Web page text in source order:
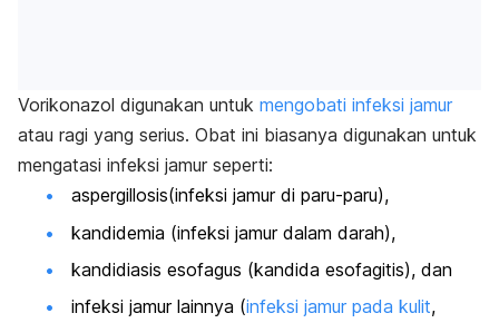
Vorikonazol digunakan untuk mengobati infeksi jamur
atau ragi yang serius. Obat ini biasanya digunakan untuk
mengatasi infeksi jamur seperti:
aspergillosis(infeksi jamur di paru-paru),
kandidemia (infeksi jamur dalam darah),
kandidiasis esofagus (kandida esofagitis), dan
infeksi jamur lainnya (infeksi jamur pada kulit,